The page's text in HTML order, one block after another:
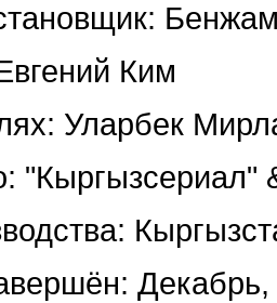
Ким
Уларбек
"Кыргызсериал"
Декабрь,